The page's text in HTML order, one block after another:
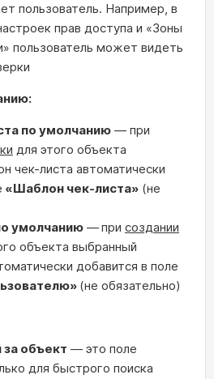
пользователь. Например, в
прав доступа и «Зоны
пользователь может видеть
по умолчанию — при
для этого объекта
чек-листа автоматически
«Шаблон чек-листа» (не
умолчанию —при создании
объекта выбранный
добавится в поле
(не обязательно)
объект — это поле
для быстрого поиска